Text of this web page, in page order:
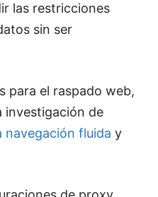
las restricciones
sin ser
para el raspado web,
investigación de
navegación fluida y